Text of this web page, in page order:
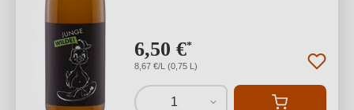
6,50 €*
8,67 €/L (0,75 L)
1